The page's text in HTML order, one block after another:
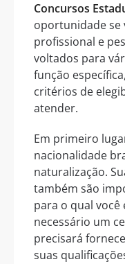
Concursos
oportunidade se
profissional e
voltados para
função
critérios de
atender.
Em primeiro
nacionalidade
naturalização.
também são
para o qual você
necessário um
precisará
suas